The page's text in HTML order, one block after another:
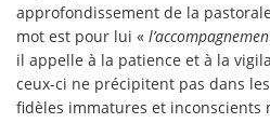
approfondissement de la
mot est pour lui «
il appelle à la patience et à la
ceux-ci ne précipitent pas dans
fidèles immatures et inconscients